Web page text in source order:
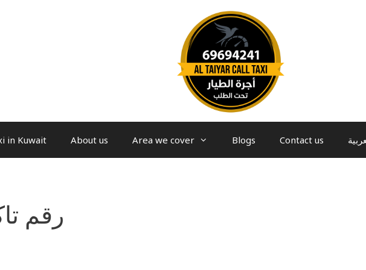
in Kuwait About us Area we cover Blogs Contact us
رقم